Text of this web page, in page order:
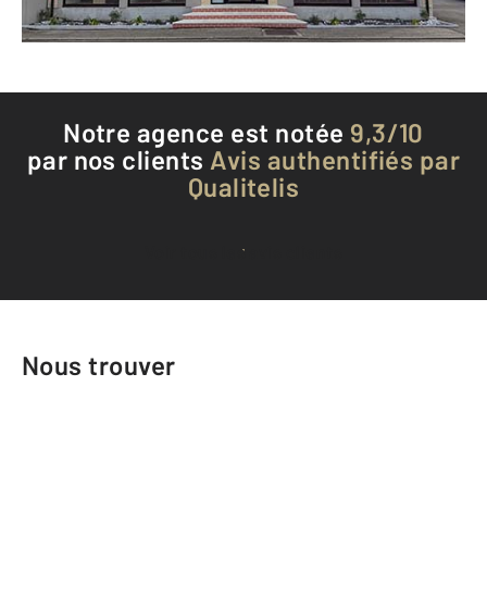
Téléphoner à l'agence
Notre agence est notée 9,3/10
par nos clients Avis authentifiés par
Qualitelis
Voir tous les avis clients
Nous trouver